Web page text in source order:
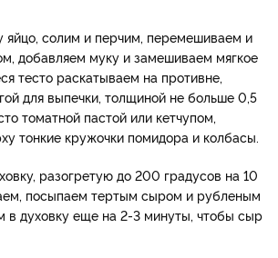
яйцо, солим и перчим, перемешиваем и
добавляем муку и замешиваем мягкое
тесто раскатываем на противне,
для выпечки, толщиной не больше 0,5
томатной пастой или кетчупом,
тонкие кружочки помидора и колбасы.
разогретую до 200 градусов на 10
посыпаем тертым сыром и рубленым
в духовку еще на 2-3 минуты, чтобы сыр